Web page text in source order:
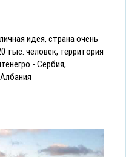
идея, страна очень
тыс. человек, территория
- Сербия,